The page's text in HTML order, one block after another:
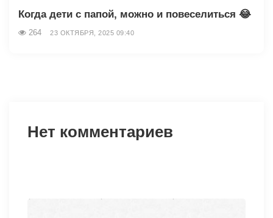
Когда дети с папой, можно и повеселиться 😂
264 23 ОКТЯБРЯ, 2025 09:40
Нет комментариев